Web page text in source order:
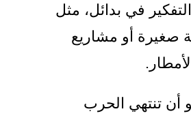
في بدائل، مثل
صغيرة أو مشاريع
أن تنتهي الحرب